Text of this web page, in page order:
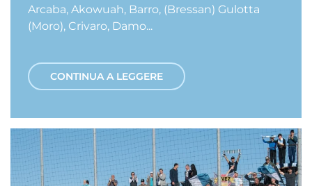
Arcaba, Akowuah, Barro, (Bressan) Gulotta
(Moro), Crivaro, Damo...
CONTINUA A LEGGERE